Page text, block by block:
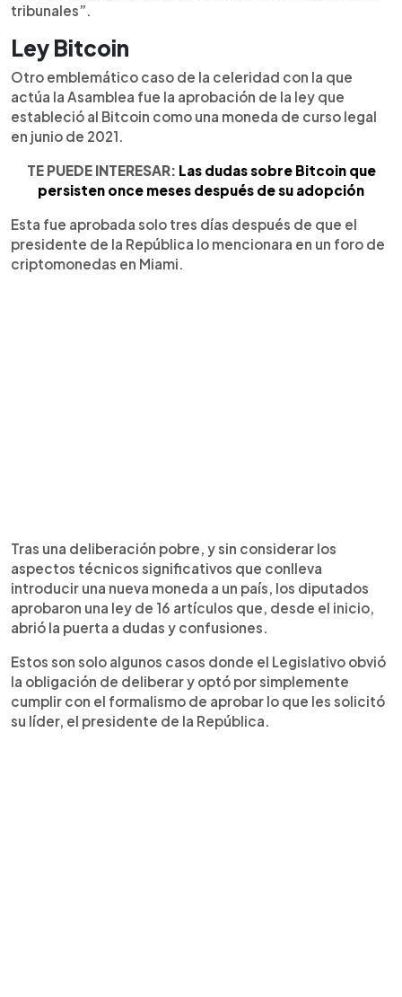
tribunales”.
Ley Bitcoin
Otro emblemático caso de la celeridad con la que
actúa la Asamblea fue la aprobación de la ley que
estableció al Bitcoin como una moneda de curso legal
en junio de 2021.
TE PUEDE INTERESAR: Las dudas sobre Bitcoin que
persisten once meses después de su adopción
Esta fue aprobada solo tres días después de que el
presidente de la República lo mencionara en un foro de
criptomonedas en Miami.
Tras una deliberación pobre, y sin considerar los
aspectos técnicos significativos que conlleva
introducir una nueva moneda a un país, los diputados
aprobaron una ley de 16 artículos que, desde el inicio,
abrió la puerta a dudas y confusiones.
Estos son solo algunos casos donde el Legislativo obvió
la obligación de deliberar y optó por simplemente
cumplir con el formalismo de aprobar lo que les solicitó
su líder, el presidente de la República.